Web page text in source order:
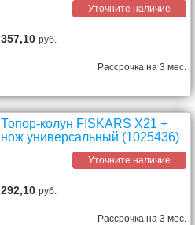
Уточните наличие
357,10руб.
Рассрочка на 3 мес.
Топор-колун FISKARS X21 +
нож универсальный (1025436)
Уточните наличие
292,10руб.
Рассрочка на 3 мес.